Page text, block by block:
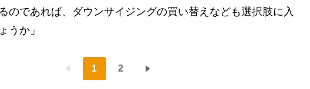
のであれば、ダウンサイジングの買い替えなども選択肢に入
うか」
1 2